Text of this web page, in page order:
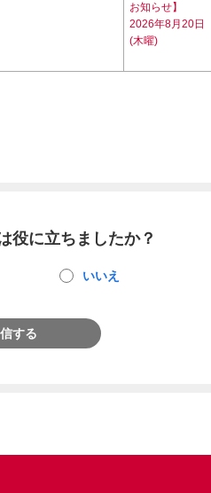
お知らせ】
2026年8月20日
(木曜)
役に立ちましたか？
いいえ
する